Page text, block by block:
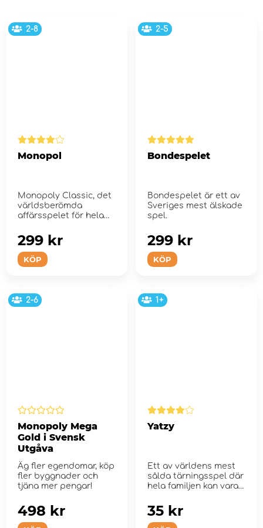
2-8
Monopol
Monopoly Classic, det
världsberömda
affärsspelet för hela
KÖP
299 kr
2-5
Bondespelet
Bondespelet är ett av
Sveriges mest älskade
spel.
KÖP
299 kr
2-6
Monopoly Mega
Gold i Svensk
Utgåva
Äg fler egendomar, köp
fler byggnader och
tjäna mer pengar!
498 kr
1+
Yatzy
Ett av världens mest
sålda tärningsspel där
hela familjen kan vara
35 kr